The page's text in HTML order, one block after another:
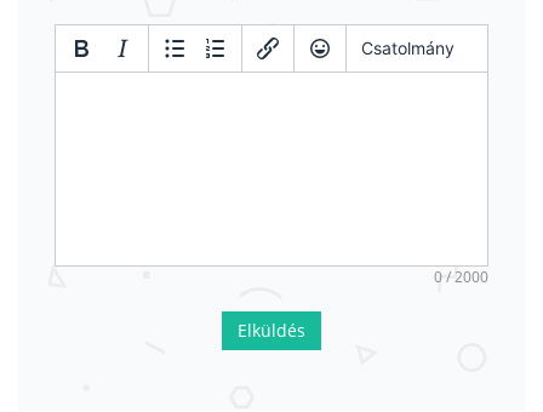
Csatolmány
0 / 2000
Elküldés